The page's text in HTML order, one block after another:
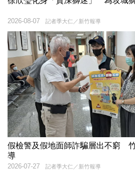
記者季大仁／新竹報導
2026-08-07
假檢警及假地面師詐騙層出不窮
導
記者季大仁／新竹報導
2026-07-27